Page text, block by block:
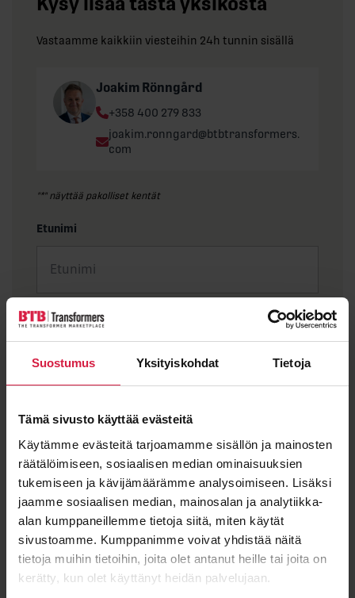
Suostumus Yksityiskohdat Tietoja
Tämä sivusto käyttää evästeitä
Käytämme evästeitä tarjoamamme sisällön ja mainosten
räätälöimiseen, sosiaalisen median ominaisuuksien
tukemiseen ja kävijämäärämme analysoimiseen. Lisäksi
jaamme sosiaalisen median, mainosalan ja analytiikka-
alan kumppaneillemme tietoja siitä, miten käytät
sivustoamme. Kumppanimme voivat yhdistää näitä
tietoja muihin tietoihin, joita olet antanut heille tai joita on
kerätty, kun olet käyttänyt heidän palvelujaan.
Vastaamme kaikkiin viesteihin 24h tunnin sisällä
Joakim Rönngård
Phone:
+358 400 279 833
Email:
joakim.ronngard@btbtransformers.
com
"*" näyttää pakolliset kentät
Etunimi
Sukunimi